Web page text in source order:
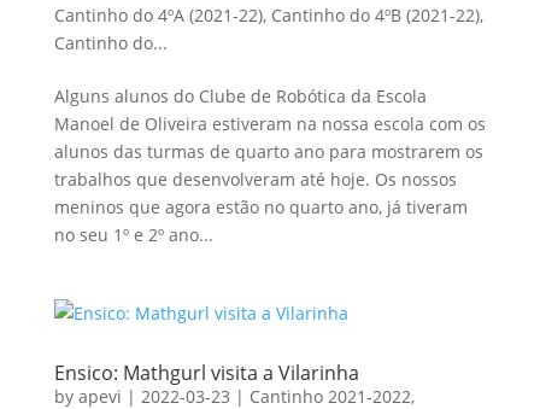
Cantinho do 4ºA (2021-22), Cantinho do 4ºB (2021-22),
Cantinho do...
Alguns alunos do Clube de Robótica da Escola
Manoel de Oliveira estiveram na nossa escola com os
alunos das turmas de quarto ano para mostrarem os
trabalhos que desenvolveram até hoje. Os nossos
meninos que agora estão no quarto ano, já tiveram
no seu 1º e 2º ano...
Ensico: Mathgurl visita a Vilarinha
by apevi | 2022-03-23 | Cantinho 2021-2022,